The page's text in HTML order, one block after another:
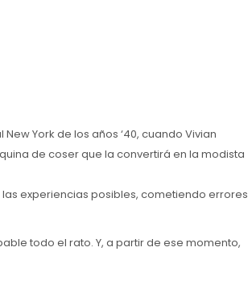
York de los años ‘40, cuando Vivian
de coser que la convertirá en la modista
experiencias posibles, cometiendo errores
todo el rato. Y, a partir de ese momento,